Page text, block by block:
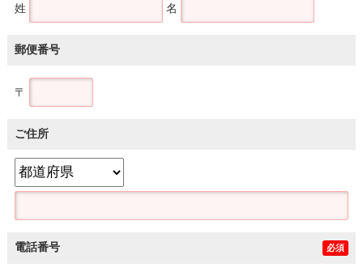
姓 名
郵便番号
〒
ご住所
電話番号 必須